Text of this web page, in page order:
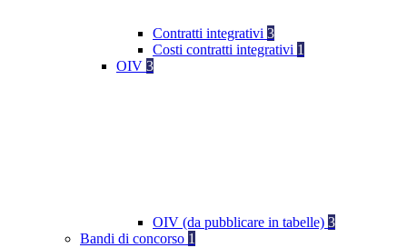
Contratti integrativi 3
Costi contratti integrativi 1
OIV 3
OIV (da pubblicare in tabelle) 3
Bandi di concorso 1